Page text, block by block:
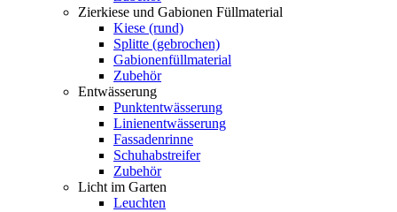
Zierkiese und Gabionen Füllmaterial
Kiese (rund)
Splitte (gebrochen)
Gabionenfüllmaterial
Zubehör
Entwässerung
Punktentwässerung
Linienentwässerung
Fassadenrinne
Schuhabstreifer
Zubehör
Licht im Garten
Leuchten